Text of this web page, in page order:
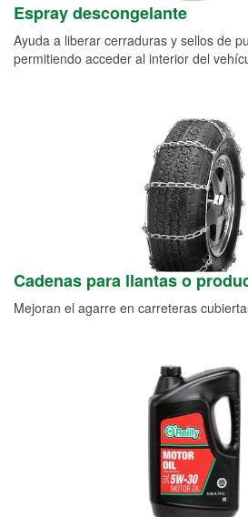
Espray descongelante
Ayuda a liberar cerraduras y sellos de
permitiendo acceder al interior del
Cadenas para llantas o
Mejoran el agarre en carreteras